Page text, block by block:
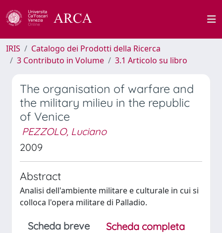
IRIS
Catalogo dei Prodotti della Ricerca
3 Contributo in Volume
3.1 Articolo su libro
The organisation of warfare and
the military milieu in the republic
of Venice
PEZZOLO, Luciano
2009
Abstract
Analisi dell'ambiente militare e culturale in cui si
colloca l'opera militare di Palladio.
Scheda breve
Scheda completa